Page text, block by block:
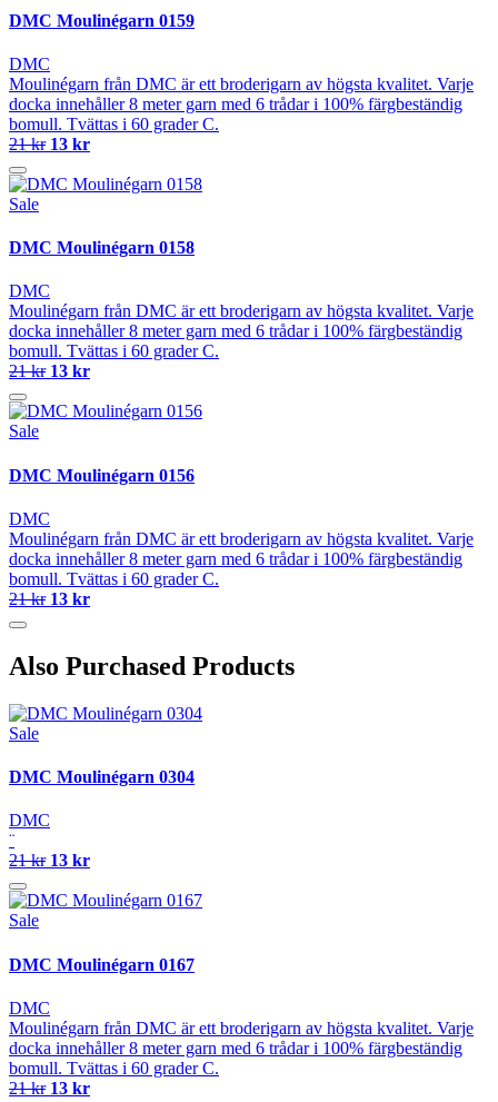
DMC Moulinégarn 0159
DMC
Moulinégarn från DMC är ett broderigarn av högsta kvalitet. Varje
docka innehåller 8 meter garn med 6 trådar i 100% färgbeständig
bomull. Tvättas i 60 grader C.
21 kr 13 kr
Sale
DMC Moulinégarn 0158
DMC
Moulinégarn från DMC är ett broderigarn av högsta kvalitet. Varje
docka innehåller 8 meter garn med 6 trådar i 100% färgbeständig
bomull. Tvättas i 60 grader C.
21 kr 13 kr
Sale
DMC Moulinégarn 0156
DMC
Moulinégarn från DMC är ett broderigarn av högsta kvalitet. Varje
docka innehåller 8 meter garn med 6 trådar i 100% färgbeständig
bomull. Tvättas i 60 grader C.
21 kr 13 kr
Also Purchased Products
Sale
DMC Moulinégarn 0304
DMC
¨
21 kr 13 kr
Sale
DMC Moulinégarn 0167
DMC
Moulinégarn från DMC är ett broderigarn av högsta kvalitet. Varje
docka innehåller 8 meter garn med 6 trådar i 100% färgbeständig
bomull. Tvättas i 60 grader C.
21 kr 13 kr